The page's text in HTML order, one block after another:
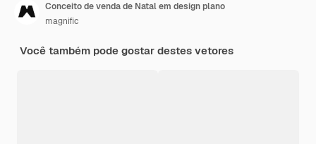
Conceito de venda de Natal em design plano
magnific
Você também pode gostar destes vetores